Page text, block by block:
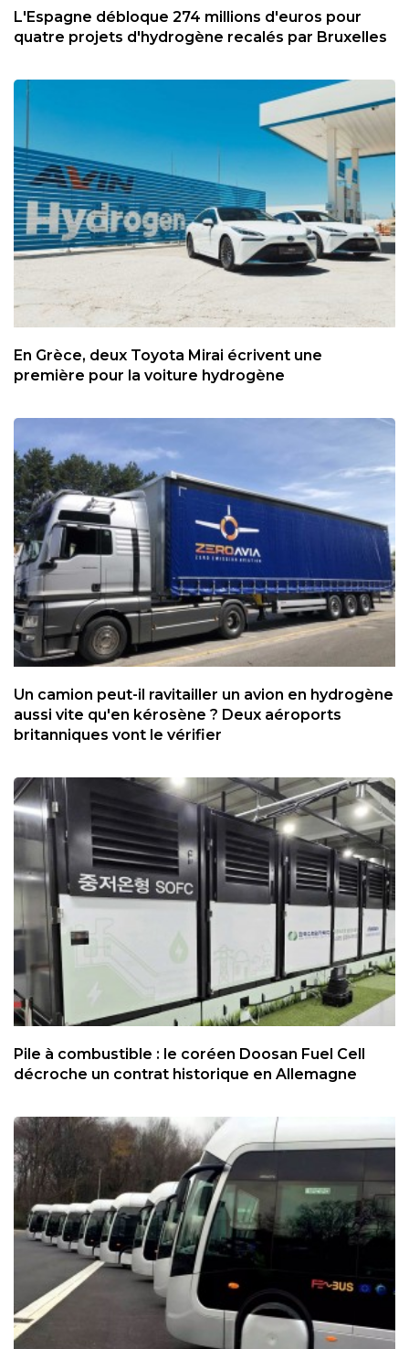
L'Espagne débloque 274 millions d'euros pour
quatre projets d'hydrogène recalés par Bruxelles
En Grèce, deux Toyota Mirai écrivent une
première pour la voiture hydrogène
Un camion peut-il ravitailler un avion en hydrogène
aussi vite qu'en kérosène ? Deux aéroports
britanniques vont le vérifier
Pile à combustible : le coréen Doosan Fuel Cell
décroche un contrat historique en Allemagne